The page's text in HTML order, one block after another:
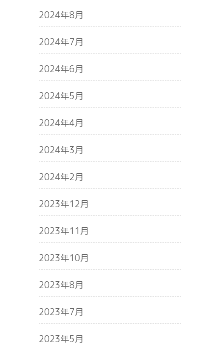
2024年8月
2024年7月
2024年6月
2024年5月
2024年4月
2024年3月
2024年2月
2023年12月
2023年11月
2023年10月
2023年8月
2023年7月
2023年5月